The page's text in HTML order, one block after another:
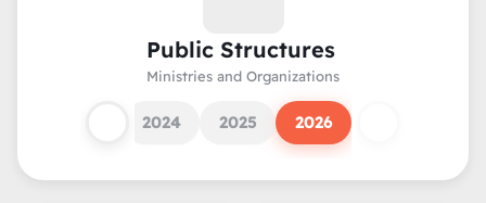
Public Structures
Ministries and Organizations
2024 2025 2026